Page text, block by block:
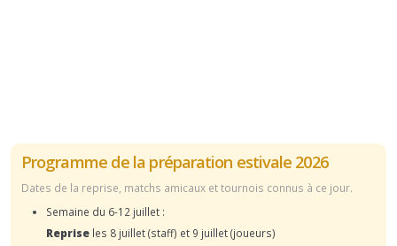
Programme de la préparation estivale 2026
Dates de la reprise, matchs amicaux et tournois connus à ce jour.
Semaine du 6-12 juillet :
Reprise les 8 juillet (staff) et 9 juillet (joueurs)